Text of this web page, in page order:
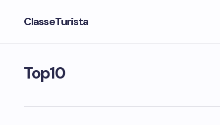
ClasseTurista
Top10